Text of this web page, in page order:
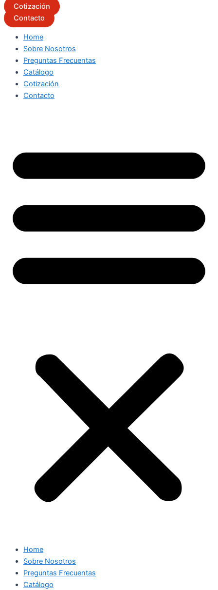
Cotización
Contacto
Home
Sobre Nosotros
Preguntas Frecuentas
Catálogo
Cotización
Contacto
Home
Sobre Nosotros
Preguntas Frecuentas
Catálogo